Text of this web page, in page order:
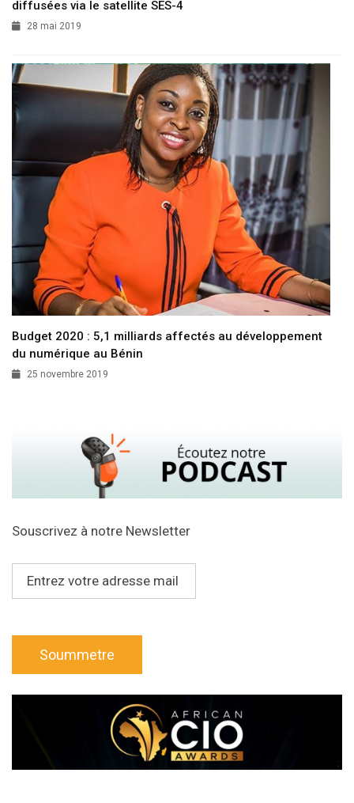
diffusées via le satellite SES-4
28 mai 2019
Budget 2020 : 5,1 milliards affectés au développement
du numérique au Bénin
25 novembre 2019
Souscrivez à notre Newsletter